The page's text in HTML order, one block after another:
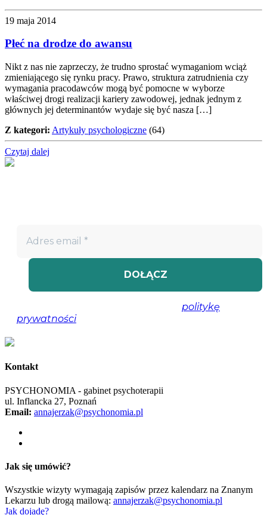
19 maja 2014
Płeć na drodze do awansu
Nikt z nas nie zaprzeczy, że trudno sprostać wymaganiom wciąż
zmieniającego się rynku pracy. Prawo, struktura zatrudnienia czy
wymagania pracodawców mogą być pomocne w wyborze
właściwej drogi realizacji kariery zawodowej, jednak jednym z
głównych jej determinantów wydaje się być nasza […]
Z kategori: Artykuły psychologiczne (64)
Czytaj dalej
politykę
prywatności, aby uzyskać więcej informacji.
Kontakt
PSYCHONOMIA - gabinet psychoterapii
ul. Inflancka 27, Poznań
Email: annajerzak@psychonomia.pl
Jak się umówić?
Wszystkie wizyty wymagają zapisów przez kalendarz na Znanym
Lekarzu lub drogą mailową: annajerzak@psychonomia.pl
Jak dojadę?